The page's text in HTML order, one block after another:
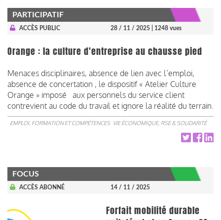
PARTICIPATIF
ACCÈS PUBLIC 28 / 11 / 2025 | 1248 vues
Orange : la culture d'entreprise au chausse pied
Menaces disciplinaires, absence de lien avec l’emploi,
absence de concertation , le dispositif « Atelier Culture
Orange » imposé aux personnels du service client
contrevient au code du travail et ignore la réalité du terrain.
EMPLOI, FORMATION ET COMPÉTENCES VIE ÉCONOMIQUE, RSE & SOLIDARITÉ
FOCUS
ACCÈS ABONNÉ 14 / 11 / 2025
Forfait mobilité durable